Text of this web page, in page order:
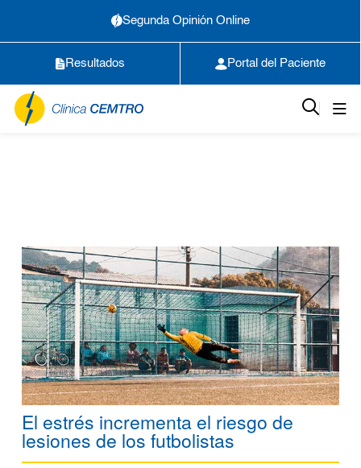
Segunda Opinión Online
Resultados Portal del Paciente
El estrés incrementa el riesgo de
lesiones de los futbolistas